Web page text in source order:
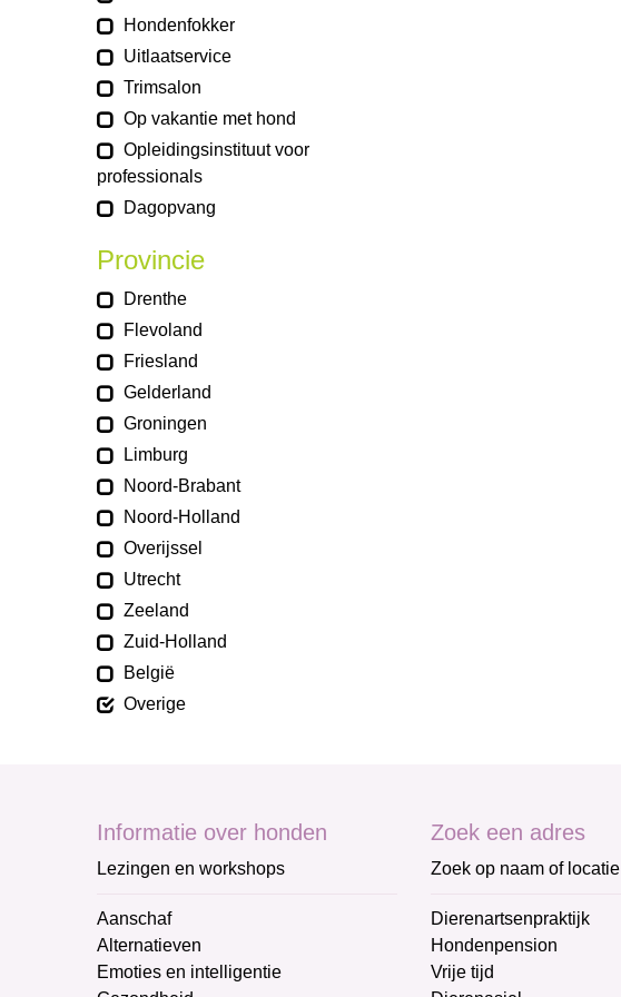
Hondenfokker
Uitlaatservice
Trimsalon
Op vakantie met hond
Opleidingsinstituut voor
professionals
Dagopvang
Provincie
Drenthe
Flevoland
Friesland
Gelderland
Groningen
Limburg
Noord-Brabant
Noord-Holland
Overijssel
Utrecht
Zeeland
Zuid-Holland
België
Overige
Informatie over honden
Lezingen en workshops
Aanschaf
Alternatieven
Emoties en intelligentie
Zoek een adres
Zoek op naam of locatie
Dierenartsenpraktijk
Hondenpension
Vrije tijd